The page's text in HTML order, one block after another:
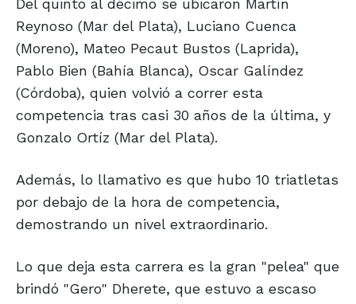
Del quinto al décimo se ubicaron Martín
Reynoso (Mar del Plata), Luciano Cuenca
(Moreno), Mateo Pecaut Bustos (Laprida),
Pablo Bien (Bahía Blanca), Oscar Galíndez
(Córdoba), quien volvió a correr esta
competencia tras casi 30 años de la última, y
Gonzalo Ortíz (Mar del Plata).
Además, lo llamativo es que hubo 10 triatletas
por debajo de la hora de competencia,
demostrando un nivel extraordinario.
Lo que deja esta carrera es la gran "pelea" que
brindó "Gero" Dherete, que estuvo a escaso